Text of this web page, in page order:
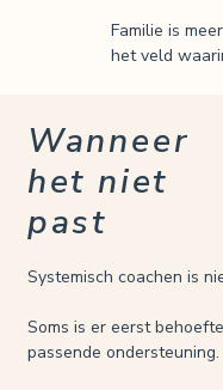
Familie is
het veld
Wanneer
het niet
past
Systemisch coachen is
Soms is er eerst
passende ondersteuning.